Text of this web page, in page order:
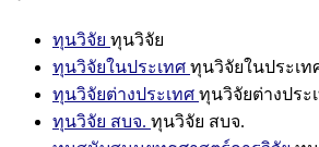
ทุนวิจัย ทุนวิจัย
ทุนวิจัยในประเทศ ทุนวิจัยในประเท
ทุนวิจัยต่างประเทศ ทุนวิจัยต่างประ
ทุนวิจัย สบจ. ทุนวิจัย สบจ.